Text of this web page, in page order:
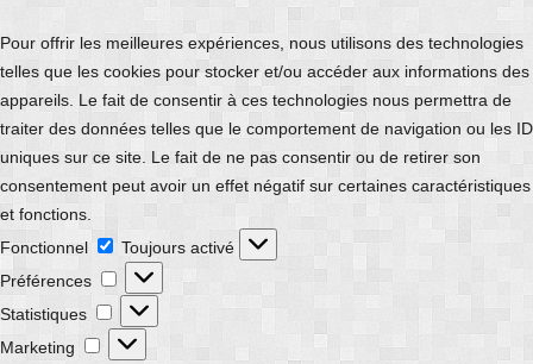
Pour offrir les meilleures expériences, nous utilisons des technologies
telles que les cookies pour stocker et/ou accéder aux informations des
appareils. Le fait de consentir à ces technologies nous permettra de
traiter des données telles que le comportement de navigation ou les ID
uniques sur ce site. Le fait de ne pas consentir ou de retirer son
consentement peut avoir un effet négatif sur certaines caractéristiques
et fonctions.
Fonctionnel
Fonctionnel
Toujours activé
Préférences
Préférences
Statistiques Statistiques
Marketing
Marketing